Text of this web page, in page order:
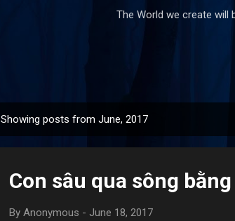
The World we create will
Showing posts from June, 2017
Con sâu qua sông
By Anonymous - June 18, 2017